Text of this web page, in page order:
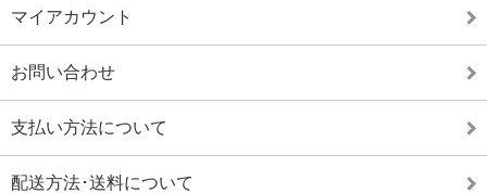
マイアカウント
お問い合わせ
支払い方法について
配送方法･送料について